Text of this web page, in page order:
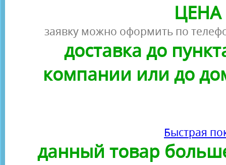
ЦЕНА
заявку можно оформить по
доставка до
компании или до
Быстрая
данный товар